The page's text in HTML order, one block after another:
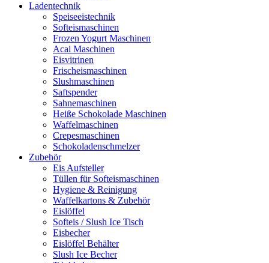
Ladentechnik
Speiseeistechnik
Softeismaschinen
Frozen Yogurt Maschinen
Acai Maschinen
Eisvitrinen
Frischeismaschinen
Slushmaschinen
Saftspender
Sahnemaschinen
Heiße Schokolade Maschinen
Waffelmaschinen
Crepesmaschinen
Schokoladenschmelzer
Zubehör
Eis Aufsteller
Tüllen für Softeismaschinen
Hygiene & Reinigung
Waffelkartons & Zubehör
Eislöffel
Softeis / Slush Ice Tisch
Eisbecher
Eislöffel Behälter
Slush Ice Becher